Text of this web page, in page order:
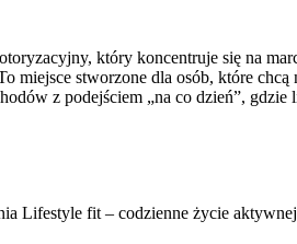
który koncentruje się na
miejsce stworzone dla osób, które
z podejściem „na co dzień”,
Lifestyle fit – codzienne życie